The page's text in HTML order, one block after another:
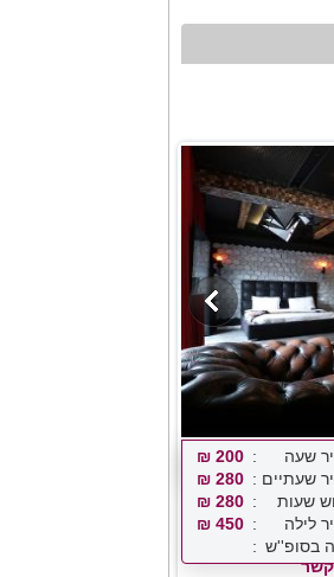
שעה
200 ₪
שעתיים
280 ₪
שעות
280 ₪
לילה
450 ₪
בסופ''ש